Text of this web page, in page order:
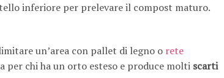
inferiore per prelevare il compost maturo.
un’area con pallet di legno o rete
per chi ha un orto esteso e produce molti scarti